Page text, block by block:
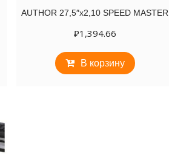
AUTHOR 27,5″х2,10 SPEED MASTER
₽1,394.66
В корзину